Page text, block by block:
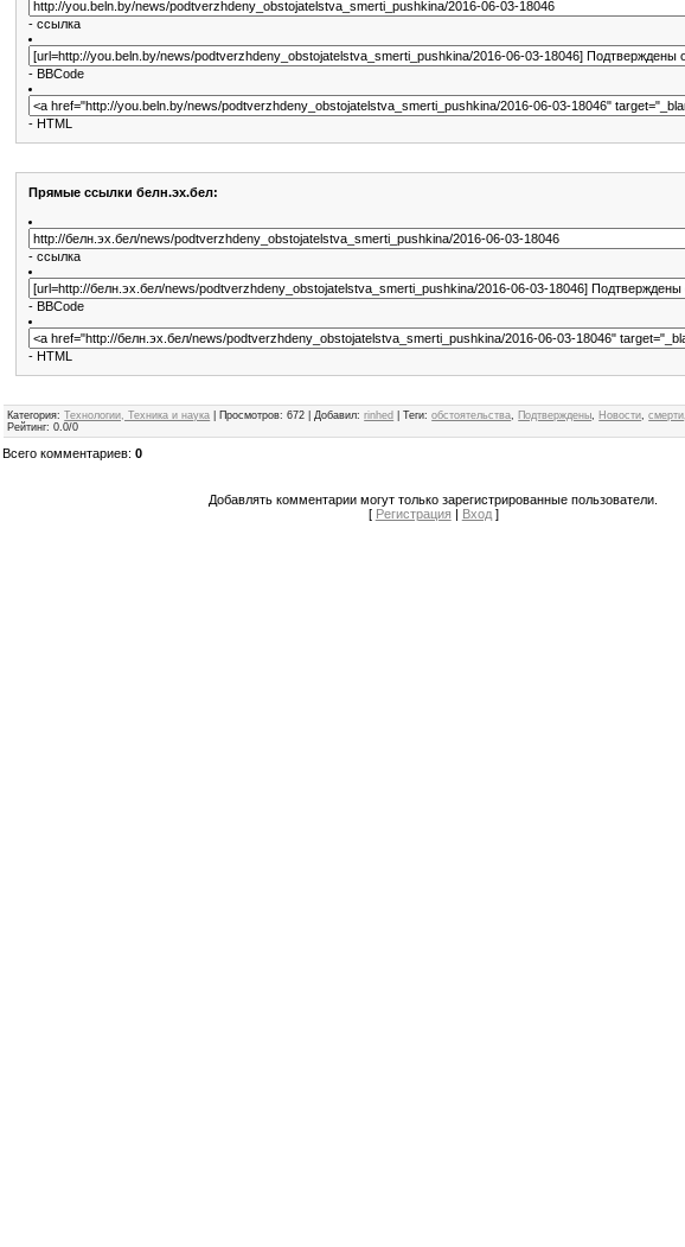
- ссылка
- BBCode
- HTML
Прямые ссылки белн.эх.бел:
- ссылка
- BBCode
- HTML
Категория: Технологии, Техника и наука Просмотров: 672 Добавил: rinhed |Теги: обстоятельства Подтверждены Новости ,смерти
Рейтинг: 0.0/0
Всего комментариев:0
Добавлять комментарии могут только зарегистрированные пользователи.
[ Регистрация | Вход]